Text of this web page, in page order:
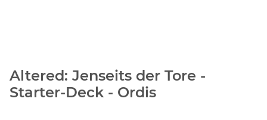
Altered: Jenseits der Tore -
Starter-Deck - Ordis